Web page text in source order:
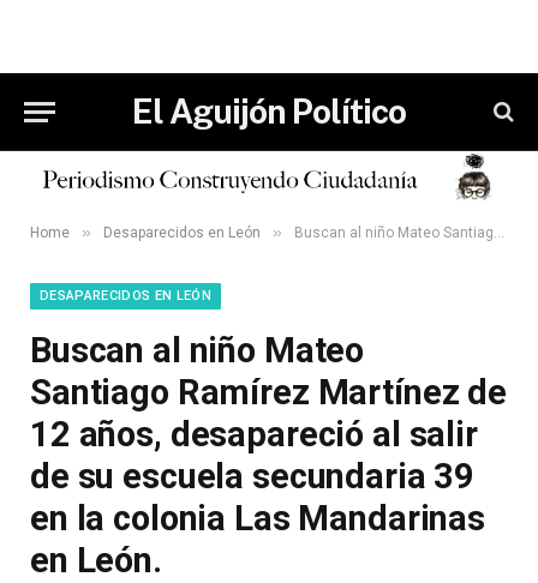
El Aguijón Político
Home » Desaparecidos en León » Buscan al niño Mateo Santiago Ramírez Martínez de 12 años, desapareció al salir de su escuela secundaria 39 en la colonia Las Mandarinas en León.
DESAPARECIDOS EN LEÓN
Buscan al niño Mateo
Santiago Ramírez Martínez de
12 años, desapareció al salir
de su escuela secundaria 39
en la colonia Las Mandarinas
en León.